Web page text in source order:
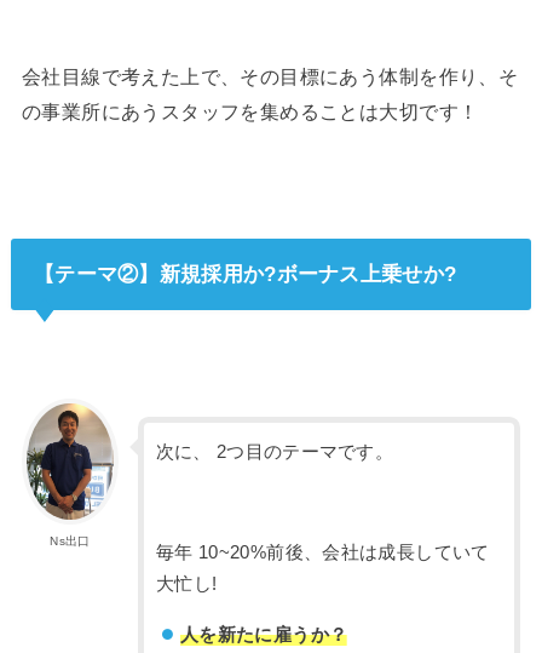
会社目線で考えた上で、その目標にあう体制を作り、そ
の事業所にあうスタッフを集めることは大切です！
【テーマ②】新規採用か?ボーナス上乗せか?
Ns出口
次に、 2つ目のテーマです。
毎年 10~20%前後、会社は成長していて
大忙し!
人を新たに雇うか？